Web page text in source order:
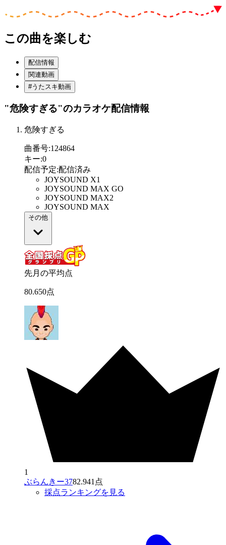
この曲を楽しむ
配信情報
関連動画
#うたスキ動画
"危険すぎる"のカラオケ配信情報
危険すぎる
曲番号:124864
キー:0
配信予定:配信済み
JOYSOUND X1
JOYSOUND MAX GO
JOYSOUND MAX2
JOYSOUND MAX
その他
先月の平均点
80.650点
1
ぶらんきー3782.941点
採点ランキングを見る